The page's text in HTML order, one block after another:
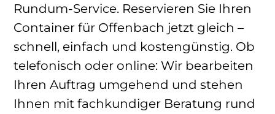
Rundum-Service. Reservieren Sie Ihren
Container für Offenbach jetzt gleich –
schnell, einfach und kostengünstig. Ob
telefonisch oder online: Wir bearbeiten
Ihren Auftrag umgehend und stehen
Ihnen mit fachkundiger Beratung rund